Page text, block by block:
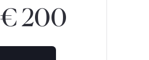
€ 200